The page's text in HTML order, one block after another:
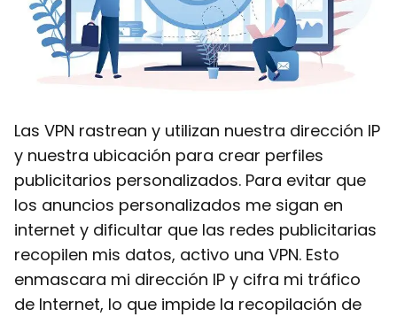
Las VPN rastrean y utilizan nuestra dirección IP
y nuestra ubicación para crear perfiles
publicitarios personalizados. Para evitar que
los anuncios personalizados me sigan en
internet y dificultar que las redes publicitarias
recopilen mis datos, activo una VPN. Esto
enmascara mi dirección IP y cifra mi tráfico
de Internet, lo que impide la recopilación de